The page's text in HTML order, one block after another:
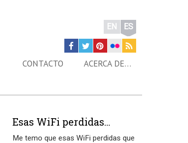
EN ES
CONTACTO ACERCA DE…
Esas WiFi perdidas…
Me temo que esas WiFi perdidas que